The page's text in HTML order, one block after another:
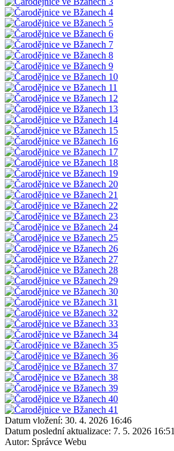
Datum vložení: 30. 4. 2026 16:46
Datum poslední aktualizace: 7. 5. 2026 16:51
Autor: Správce Webu